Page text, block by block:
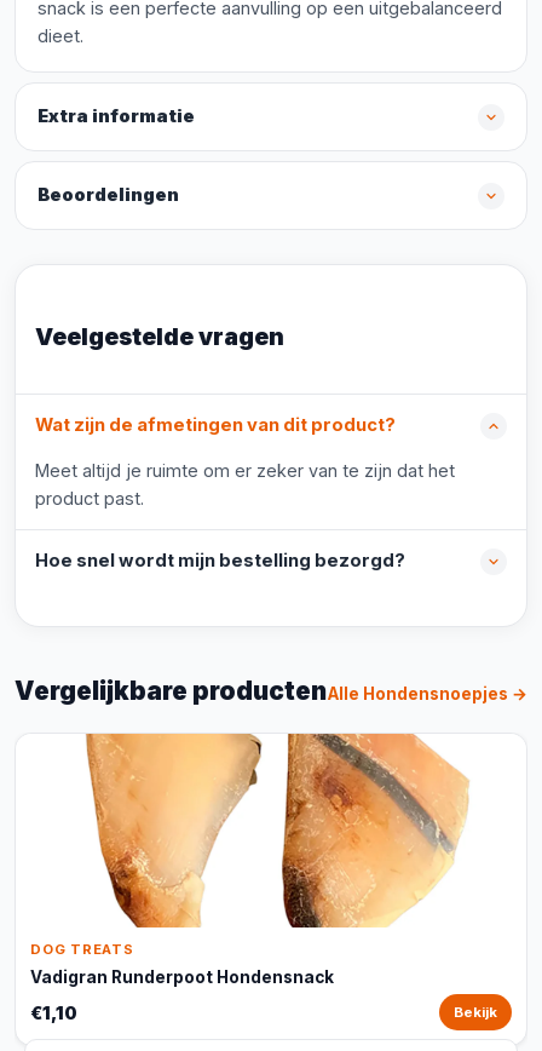
snack is een perfecte aanvulling op een uitgebalanceerd
dieet.
Extra informatie
Beoordelingen
Veelgestelde vragen
Wat zijn de afmetingen van dit product?
Meet altijd je ruimte om er zeker van te zijn dat het
product past.
Hoe snel wordt mijn bestelling bezorgd?
Vergelijkbare productenAlle Hondensnoepjes →
DOG TREATS
Vadigran Runderpoot Hondensnack
€1,10 Bekijk